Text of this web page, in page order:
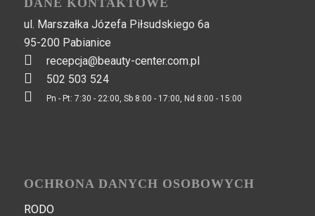
DANE KONTAKTOWE
ul. Marszałka Józefa Piłsudskiego 6a
95-200 Pabianice
recepcja@beauty-center.com.pl
502 503 524
Pn - Pt: 7:30 - 22:00, Sb 8:00 - 17:00, Nd 8:00 - 15:00
OCHRONA DANYCH OSOBOWYCH
RODO